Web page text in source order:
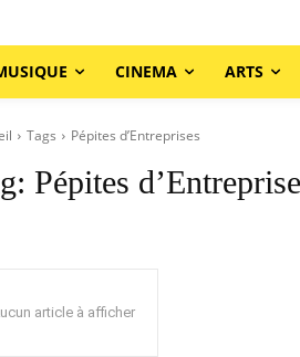
CINEMA ARTS
Tags Pépites d’Entreprises
Pépites
article à afficher